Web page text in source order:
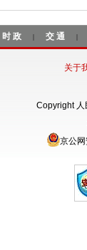
时政 | 交通 |
关于
Copyright
京公